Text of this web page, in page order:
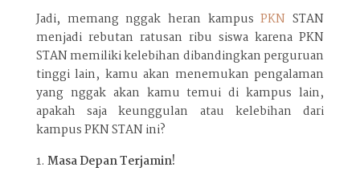
Jadi, memang nggak heran kampusPKN STAN
menjadi rebutan ratusan ribu siswa karena PKN
STAN memiliki kelebihan dibandingkan perguruan
tinggi lain, kamu akan menemukan pengalaman
yang nggak akan kamu temui di kampus lain,
apakah saja keunggulan atau kelebihan dari
kampus PKN STAN ini?
Masa Depan Terjamin!